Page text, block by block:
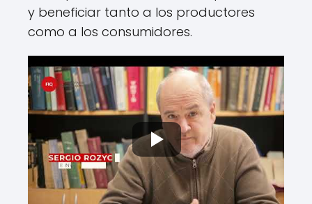
y beneficiar tanto a los productores
como a los consumidores.